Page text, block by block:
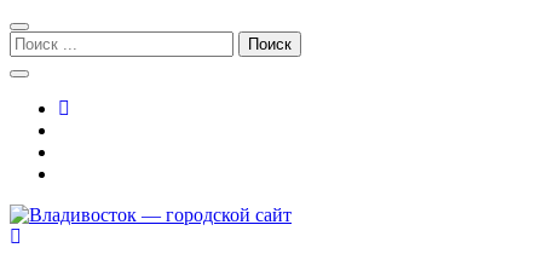
Перейти
к
навигации
Перейти
к
содержимому
Поиск: